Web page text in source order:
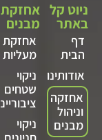
ניוט קל
באתר
דף
הבית
אודותינו
אחזקה
וניהול
מבנים
אחזקת
מבנים
אחזקת
מעליות
ניקוי
שטחים
ציבוריים
ניקוי